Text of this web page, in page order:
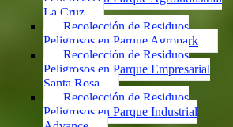
La Cruz
Recolección de Residuos
Peligrosos en Parque Agropark
Recolección de Residuos
Peligrosos en Parque Empresarial
Santa Rosa
Recolección de Residuos
Peligrosos en Parque Industrial